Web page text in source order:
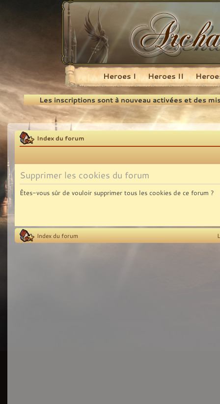
Recherche
Heroes I Heroes II
Les inscriptions sont à nouveau activées et des
Index du forum
Supprimer les cookies du forum
Êtes-vous sûr de vouloir supprimer tous les cookies de ce forum ?
Index du forum